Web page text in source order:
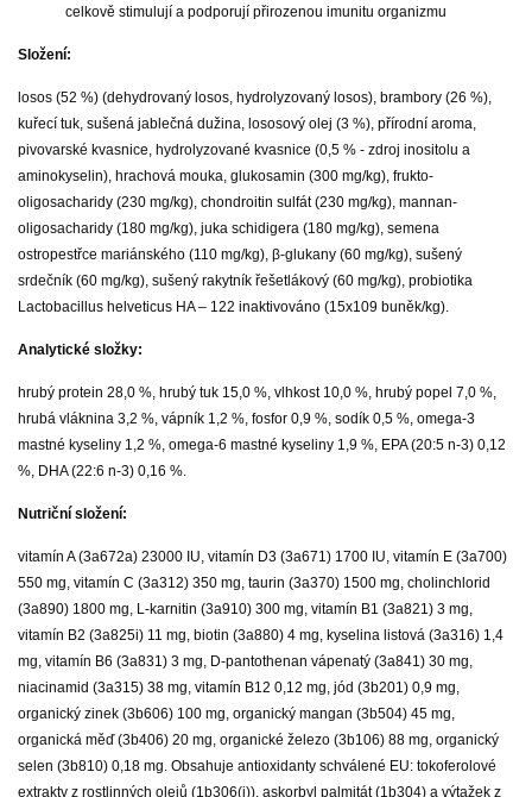
celkově stimulují a podporují přirozenou imunitu organizmu
Složení:
losos (52 %) (dehydrovaný losos, hydrolyzovaný losos), brambory (26 %),
kuřecí tuk, sušená jablečná dužina, lososový olej (3 %), přírodní aroma,
pivovarské kvasnice, hydrolyzované kvasnice (0,5 % - zdroj inositolu a
aminokyselin), hrachová mouka, glukosamin (300 mg/kg), frukto-
oligosacharidy (230 mg/kg), chondroitin sulfát (230 mg/kg), mannan-
oligosacharidy (180 mg/kg), juka schidigera (180 mg/kg), semena
ostropestřce mariánského (110 mg/kg), β-glukany (60 mg/kg), sušený
srdečník (60 mg/kg), sušený rakytník řešetlákový (60 mg/kg), probiotika
Lactobacillus helveticus HA – 122 inaktivováno (15x109 buněk/kg).
Analytické složky:
hrubý protein 28,0 %, hrubý tuk 15,0 %, vlhkost 10,0 %, hrubý popel 7,0 %,
hrubá vláknina 3,2 %, vápník 1,2 %, fosfor 0,9 %, sodík 0,5 %, omega-3
mastné kyseliny 1,2 %, omega-6 mastné kyseliny 1,9 %, EPA (20:5 n-3) 0,12
%, DHA (22:6 n-3) 0,16 %.
Nutriční složení:
vitamín A (3a672a) 23000 IU, vitamín D3 (3a671) 1700 IU, vitamín E (3a700)
550 mg, vitamín C (3a312) 350 mg, taurin (3a370) 1500 mg, cholinchlorid
(3a890) 1800 mg, L-karnitin (3a910) 300 mg, vitamín B1 (3a821) 3 mg,
vitamín B2 (3a825i) 11 mg, biotin (3a880) 4 mg, kyselina listová (3a316) 1,4
mg, vitamín B6 (3a831) 3 mg, D-pantothenan vápenatý (3a841) 30 mg,
niacinamid (3a315) 38 mg, vitamín B12 0,12 mg, jód (3b201) 0,9 mg,
organický zinek (3b606) 100 mg, organický mangan (3b504) 45 mg,
organická měď (3b406) 20 mg, organické železo (3b106) 88 mg, organický
selen (3b810) 0,18 mg. Obsahuje antioxidanty schválené EU: tokoferolové
extrakty z rostlinných olejů (1b306(i)), askorbyl palmitát (1b304) a výtažek z